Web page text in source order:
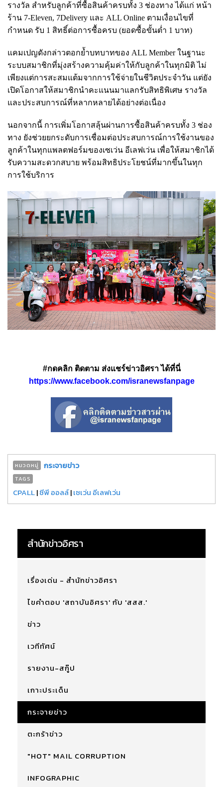
รางวัล สำหรับลูกค้าที่ซื้อสินค้าครบทั้ง 3 ช่องทาง ได้แก่ หน้า
ร้าน 7-Eleven, 7Delivery และ ALL Online ตามเงื่อนไขที่
กำหนด รับ 1 สิทธิ์ต่อการซื้อครบ (ยอดซื้อขั้นต่ำ 1 บาท)
แคมเปญดังกล่าวตอกย้ำบทบาทของ ALL Member ในฐานะ
ระบบสมาชิกที่มุ่งสร้างความคุ้มค่าให้กับลูกค้าในทุกมิติ ไม่
เพียงแต่การสะสมแต้มจากการใช้จ่ายในชีวิตประจำวัน แต่ยัง
เปิดโอกาสให้สมาชิกนำคะแนนมาแลกรับสิทธิพิเศษ รางวัล
และประสบการณ์ที่หลากหลายได้อย่างต่อเนื่อง
นอกจากนี้ การเพิ่มโอกาสลุ้นผ่านการซื้อสินค้าครบทั้ง 3 ช่อง
ทาง ยังช่วยยกระดับการเชื่อมต่อประสบการณ์การใช้งานของ
ลูกค้าในทุกแพลตฟอร์มของเซเว่น อีเลฟเว่น เพื่อให้สมาชิกได้
รับความสะดวกสบาย พร้อมสิทธิประโยชน์ที่มากขึ้นในทุก
การใช้บริการ
#กดคลิก ติดตาม ส่งแชร์ข่าวอิศรา ได้ที่นี่
https://www.facebook.com/isranewsfanpage
หมวดหมู่ กระจายข่าว
TAGS
CPALL|ซีพี ออลล์|เซเว่น อีเลฟเว่น
สำนักข่าวอิศรา
เรื่องเด่น - สำนักข่าวอิศรา
ไขคำตอบ 'สถาบันอิศรา' กับ 'สสส.'
ข่าว
เวทีทัศน์
รายงาน-สกู๊ป
เกาะประเด็น
กระจายข่าว
ตะกร้าข่าว
"HOT" MAIL CORRUPTION
INFOGRAPHIC